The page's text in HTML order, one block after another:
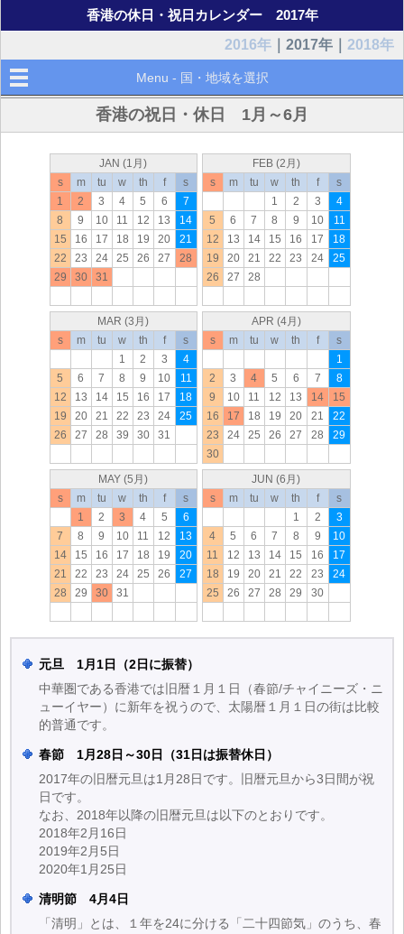
香港の休日・祝日カレンダー 2017年
2016年 ｜2017年｜ 2018年
Menu - 国・地域を選択
香港の祝日・休日 1月～6月
JAN (1月)
s
m tu w th f
s
1
2 3 4 5 6
7
8
9 10 11 12 13
14
15
16 17 18 19 20
21
22
23 24 25 26 27
28
29
30 31
FEB (2月)
s
m tu w th f
s
1
2 3
4
5
6 7 8 9 10
11
12
13 14 15 16 17
18
19
20 21 22 23 24
25
26
27 28
MAR (3月)
s
m tu w th f
s
1
2 3
4
5
6 7 8 9 10
11
12
13 14 15 16 17
18
19
20 21 22 23 24
25
26
27 28 39 30 31
APR (4月)
s
m tu w th f
s
1
2
3 4 5 6 7
8
9
10 11 12 13 14
15
16
17 18 19 20 21
22
23
24 25 26 27 28
29
30
MAY (5月)
s
m tu w th f
s
1
2 3 4 5
6
7
8 9 10 11 12
13
14
15 16 17 18 19
20
21
22 23 24 25 26
27
28
29 30 31
JUN (6月)
s
m tu w th f
s
1
2
3
4
5 6 7 8 9
10
11
12 13 14 15 16
17
18
19 20 21 22 23
24
25
26 27 28 29 30
元旦 1月1日（2日に振替）
中華圏である香港では旧暦１月１日（春節/チャイニーズ・ニ
ューイヤー）に新年を祝うので、太陽暦１月１日の街は比較
的普通です。
春節 1月28日～30日（31日は振替休日）
2017年の旧暦元旦は1月28日です。旧暦元旦から3日間が祝
日です。
なお、2018年以降の旧暦元旦は以下のとおりです。
2018年2月16日
2019年2月5日
2020年1月25日
清明節 4月4日
「清明」とは、１年を24に分ける「二十四節気」のうち、春